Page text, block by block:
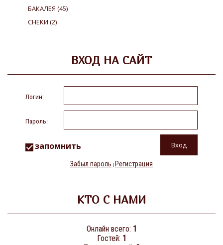
БАКАЛЕЯ (45)
СНЕКИ (2)
ВХОД НА САЙТ
Логин:
Пароль:
запомнить
Забыл пароль | Регистрация
КТО С НАМИ
Онлайн всего: 1
Гостей: 1